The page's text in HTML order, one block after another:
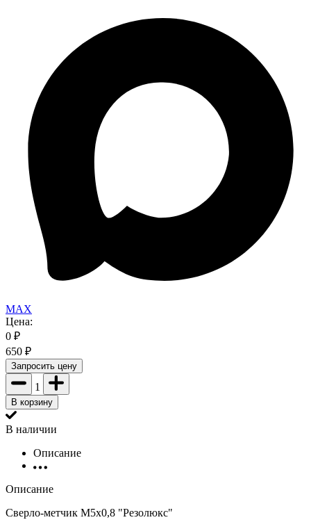
MAX
Цена:
0 ₽
650 ₽
Запросить цену
1
В корзину
В наличии
Описание
Описание
Сверло-метчик М5х0,8 "Резолюкс"